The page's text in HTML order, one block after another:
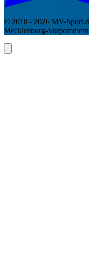
© 2018 - 2026 MV-
Mecklenburg-Vorpommern